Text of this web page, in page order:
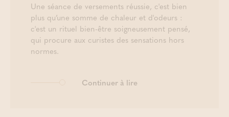
Une séance de versements réussie, c'est bien
plus qu’une somme de chaleur et d'odeurs :
c'est un rituel bien-être soigneusement pensé,
qui procure aux curistes des sensations hors
normes.
Continuer à lire